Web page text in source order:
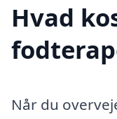
Hvad
Når du